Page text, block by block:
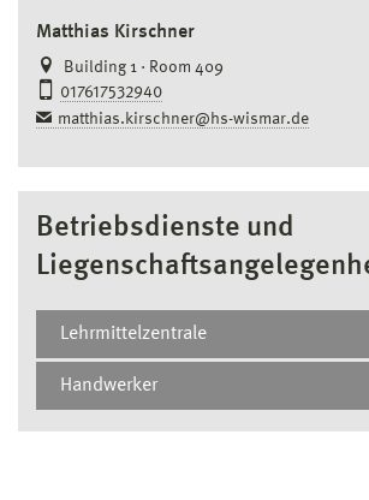
Matthias Kirschner
Building 1 · Room 409
017617532940
matthias.kirschner@hs-wismar.de
Betriebsdienste und
Lehrmittelzentrale
Handwerker